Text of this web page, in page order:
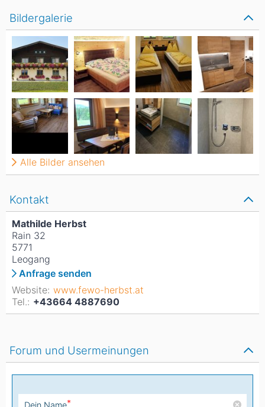
Kontakt
Mathilde Herbst
Rain 32
5771
Leogang
Anfrage senden
Website: www.fewo-herbst.at
Tel.: +43664 4887690
Bildergalerie
Alle Bilder ansehen
Forum und Usermeinungen
Dein Name*